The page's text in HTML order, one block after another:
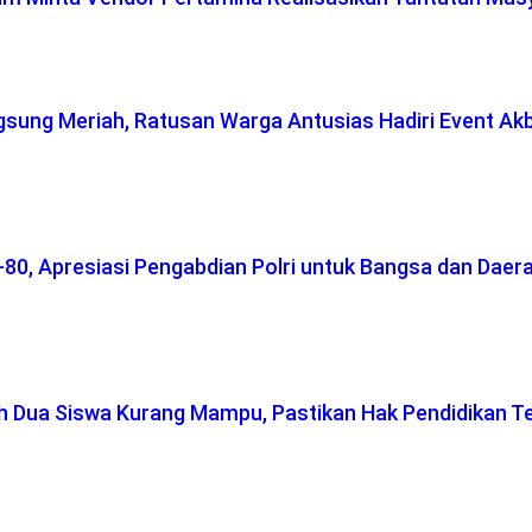
Meriah, Ratusan Warga Antusias Hadiri Event
Apresiasi Pengabdian Polri untuk Bangsa dan
Siswa Kurang Mampu, Pastikan Hak Pendidikan